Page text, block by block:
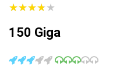
★★★★★
★★★★★
150 Giga